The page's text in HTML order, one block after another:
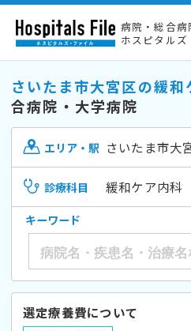
病院・総合病
ホスピタルズ
さいたま市大宮区の緩和
合病院・大学病院
エリア・駅 さいたま市大
診療科目 緩和ケア内科
キーワード
選定療養費について